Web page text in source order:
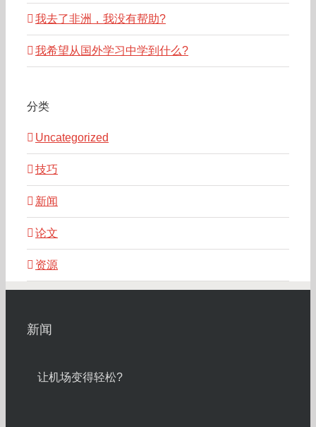
我去了非洲，我没有帮助?
我希望从国外学习中学到什么?
分类
Uncategorized
技巧
新闻
论文
资源
新闻
让机场变得轻松?